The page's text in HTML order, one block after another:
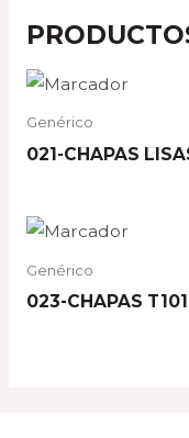
Genérico
021-CHAPAS
Genérico
023-CHAPAS T101